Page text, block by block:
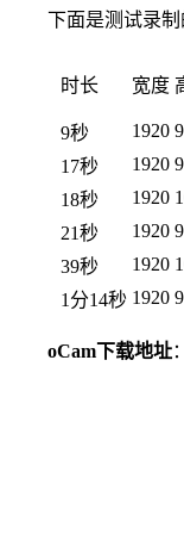
下面是测试录制
时长 宽度
9秒 1920
17秒
1920
18秒
1920
21秒
1920
39秒
1920
1分14秒 1920
oCam下载地址：